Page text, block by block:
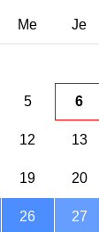
Me Je
5 6
12 13
19 20
26 27